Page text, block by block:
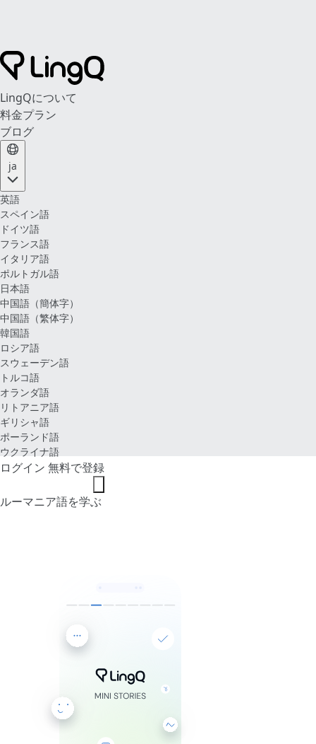
LingQについて
料金プラン
ブログ
ja
英語
スペイン語
ドイツ語
フランス語
イタリア語
ポルトガル語
日本語
中国語（簡体字）
中国語（繁体字）
韓国語
ロシア語
スウェーデン語
トルコ語
オランダ語
リトアニア語
ギリシャ語
ポーランド語
ウクライナ語
ログイン 無料で登録
ルーマニア語を学ぶ